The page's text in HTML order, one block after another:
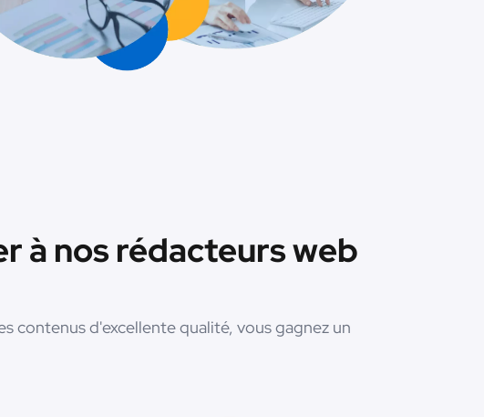
à nos rédacteurs web
contenus d'excellente qualité, vous gagnez un